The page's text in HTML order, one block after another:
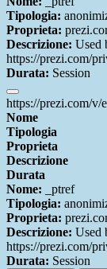
Tipologia:
Proprieta:
Descrizione: Used
https://prezi.com/
Durata: Session
https://prezi.com/
Nome
Tipologia
Proprieta
Descrizione
Durata
Nome: _ptref
Tipologia:
Proprieta:
Descrizione: Used
https://prezi.com/
Durata: Session